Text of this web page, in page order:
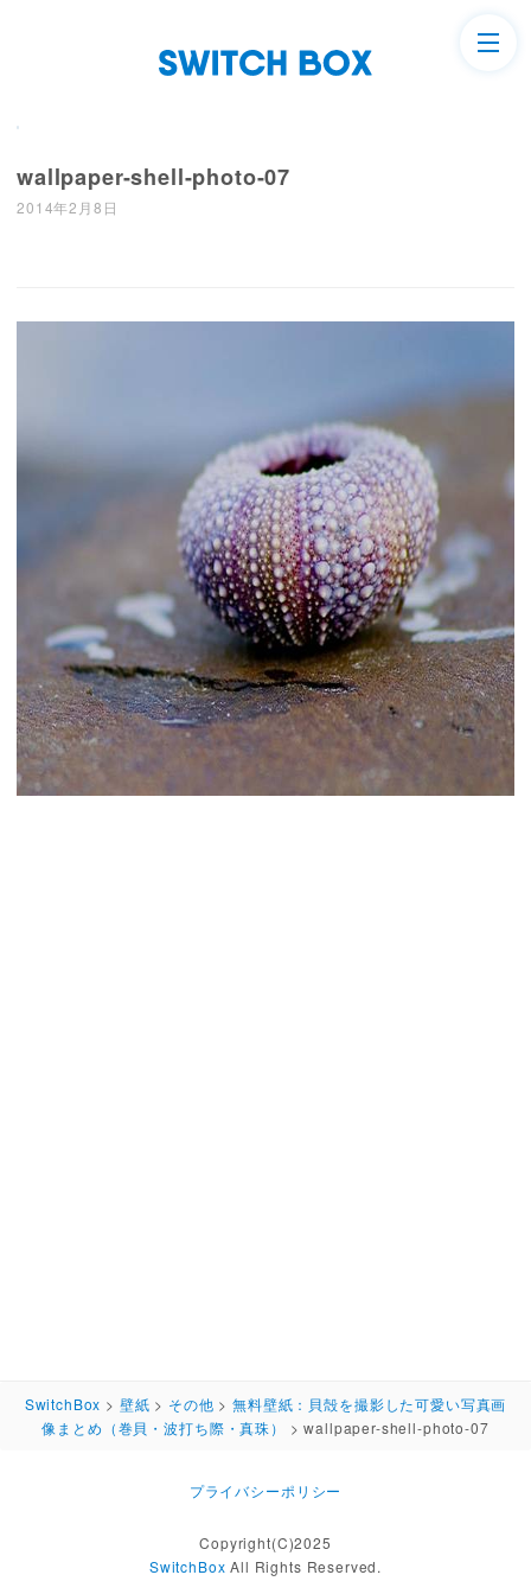
wallpaper-shell-photo-07
2014年2月8日
SwitchBox > 壁紙 > その他 >無料壁紙：貝殻を撮影した可愛い写真画
像まとめ（巻貝・波打ち際・真珠）
>wallpaper-shell-photo-07
プライバシーポリシー
Copyright(C)2025
SwitchBox All Rights Reserved.